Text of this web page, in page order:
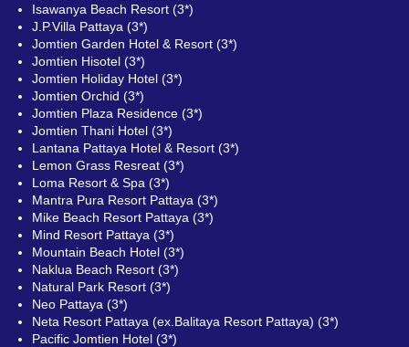
Isawanya Beach Resort (3*)
J.P.Villa Pattaya (3*)
Jomtien Garden Hotel & Resort (3*)
Jomtien Hisotel (3*)
Jomtien Holiday Hotel (3*)
Jomtien Orchid (3*)
Jomtien Plaza Residence (3*)
Jomtien Thani Hotel (3*)
Lantana Pattaya Hotel & Resort (3*)
Lemon Grass Resreat (3*)
Loma Resort & Spa (3*)
Mantra Pura Resort Pattaya (3*)
Mike Beach Resort Pattaya (3*)
Mind Resort Pattaya (3*)
Mountain Beach Hotel (3*)
Naklua Beach Resort (3*)
Natural Park Resort (3*)
Neo Pattaya (3*)
Neta Resort Pattaya (ex.Balitaya Resort Pattaya) (3*)
Pacific Jomtien Hotel (3*)